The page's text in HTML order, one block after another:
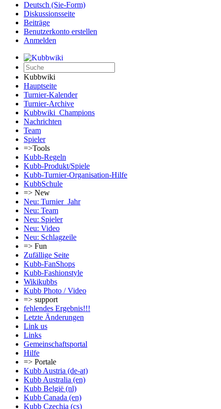
Deutsch (Sie-Form)‎
Diskussionsseite
Beiträge
Benutzerkonto erstellen
Anmelden
Kubbwiki
Hauptseite
Turnier-Kalender
Turnier-Archive
Kubbwiki_Champions
Nachrichten
Team
Spieler
=>Tools
Kubb-Regeln
Kubb-Produkt/Spiele
Kubb-Turnier-Organisation-Hilfe
KubbSchule
=> New
Neu: Turnier_Jahr
Neu: Team
Neu: Spieler
Neu: Video
Neu: Schlagzeile
=> Fun
Zufällige Seite
Kubb-FanShops
Kubb-Fashionstyle
Wikikubbs
Kubb Photo / Video
=> support
fehlendes Ergebnis!!!
Letzte Änderungen
Link us
Links
Gemeinschafts­portal
Hilfe
=> Portale
Kubb Austria (de-at)
Kubb Australia (en)
Kubb België (nl)
Kubb Canada (en)
Kubb Czechia (cs)